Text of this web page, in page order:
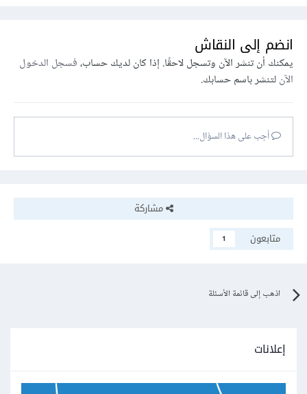
انضم إلى النقاش
يمكنك أن تنشر الآن وتسجل لاحقًا. إذا كان لديك حساب،فسجل الدخول
الآنلتنشر باسم حسابك.
أجب على هذا السؤال...
مشاركة
متابعون
1
اذهب إلى قائمة الأسئلة
إعلانات